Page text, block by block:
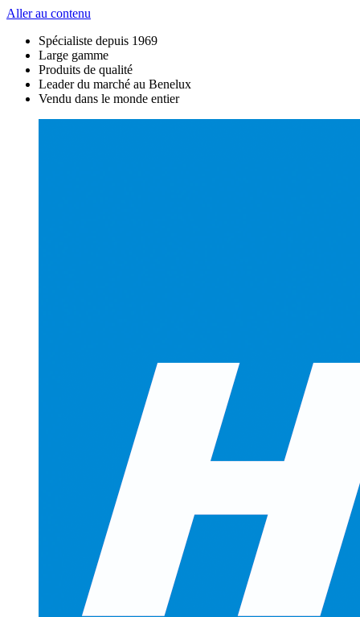
Aller au contenu
Spécialiste depuis 1969
Large gamme
Produits de qualité
Leader du marché au Benelux
Vendu dans le monde entier